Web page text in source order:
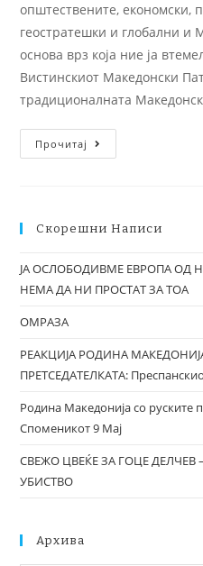
општествените, економски,
геостратешки и глобални и
основа врз која ние ја
Вистинскиот Македонски
традиционалната
Прочитај
Скорешни Написи
ЈА ОСЛОБОДИВМЕ ЕВРОПА ОД
НЕМА ДА НИ ПРОСТАТ ЗА ТОА
ОМРАЗА
РЕАКЦИЈА РОДИНА
ПРЕТСЕДАТЕЛКАТА:
Родина Македонија со руските
Споменикот 9 Мај
СВЕЖО ЦВЕЌЕ ЗА ГОЦЕ
УБИСТВО
Архива